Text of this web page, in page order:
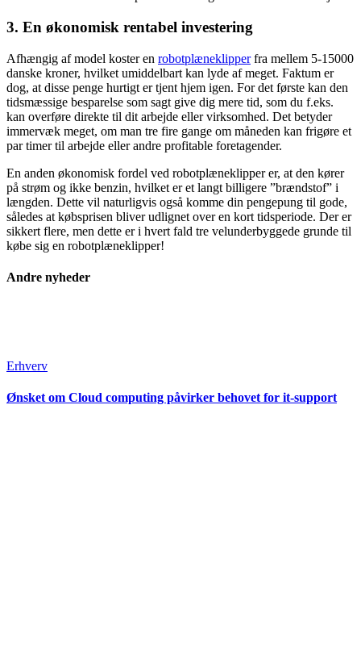
3. En økonomisk rentabel investering
Afhængig af model koster en robotplæneklipperfra mellem 5-15000
danske kroner, hvilket umiddelbart kan lyde af meget. Faktum er
dog, at disse penge hurtigt er tjent hjem igen. For det første kan den
tidsmæssige besparelse som sagt give dig mere tid, som du f.eks.
kan overføre direkte til dit arbejde eller virksomhed. Det betyder
immervæk meget, om man tre fire gange om måneden kan frigøre et
par timer til arbejde eller andre profitable foretagender.
En anden økonomisk fordel ved robotplæneklipper er, at den kører
på strøm og ikke benzin, hvilket er et langt billigere ”brændstof” i
længden. Dette vil naturligvis også komme din pengepung til gode,
således at købsprisen bliver udlignet over en kort tidsperiode. Der er
sikkert flere, men dette er i hvert fald tre velunderbyggede grunde til
købe sig en robotplæneklipper!
Andre nyheder
Erhverv
Ønsket om Cloud computing påvirker behovet for it-support